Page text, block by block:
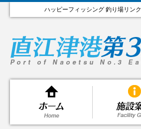
ハッピーフィッシング 釣り場リンク